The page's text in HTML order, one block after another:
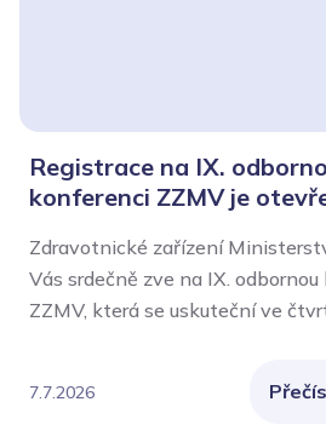
Registrace na IX.
konferenci ZZMV je
Zdravotnické zařízení
Vás srdečně zve na IX.
ZZMV, která se uskuteční ve
7.7.2026